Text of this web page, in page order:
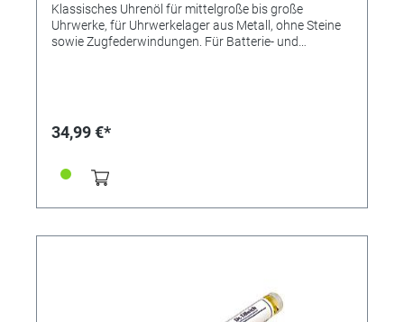
Klassisches Uhrenöl für mittelgroße bis große
Uhrwerke, für Uhrwerkelager aus Metall, ohne Steine
sowie Zugfederwindungen. Für Batterie- und
34,99 €*